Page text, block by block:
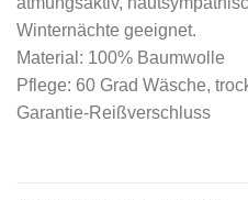
Winternächte geeignet.
Material: 100% Baumwolle
Pflege: 60 Grad Wäsche,
Garantie-Reißverschluss